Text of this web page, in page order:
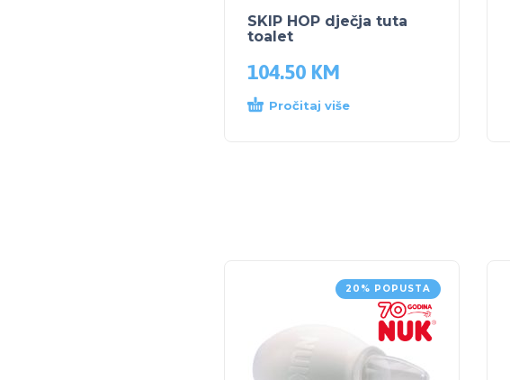
SKIP HOP dječja tuta
toalet
104.50 KM
Pročitaj više
20% POPUSTA